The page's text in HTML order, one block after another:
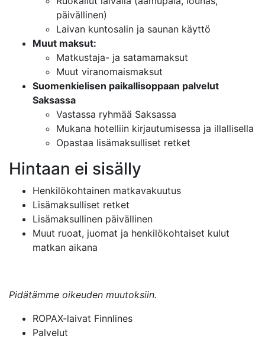
päivällinen)
Laivan kuntosalin ja saunan käyttö
Muut maksut:
Matkustaja- ja satamamaksut
Muut viranomaismaksut
Suomenkielisen paikallisoppaan palvelut
Saksassa
Vastassa ryhmää Saksassa
Mukana hotelliin kirjautumisessa ja illallisella
Opastaa lisämaksulliset retket
Hintaan ei sisälly
Henkilökohtainen matkavakuutus
Lisämaksulliset retket
Lisämaksullinen päivällinen
Muut ruoat, juomat ja henkilökohtaiset kulut
matkan aikana
Pidätämme oikeuden muutoksiin.
ROPAX-laivat Finnlines
Palvelut